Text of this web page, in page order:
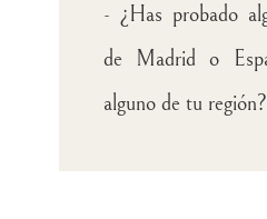
- ¿Has probado
de Madrid o
alguno de tu